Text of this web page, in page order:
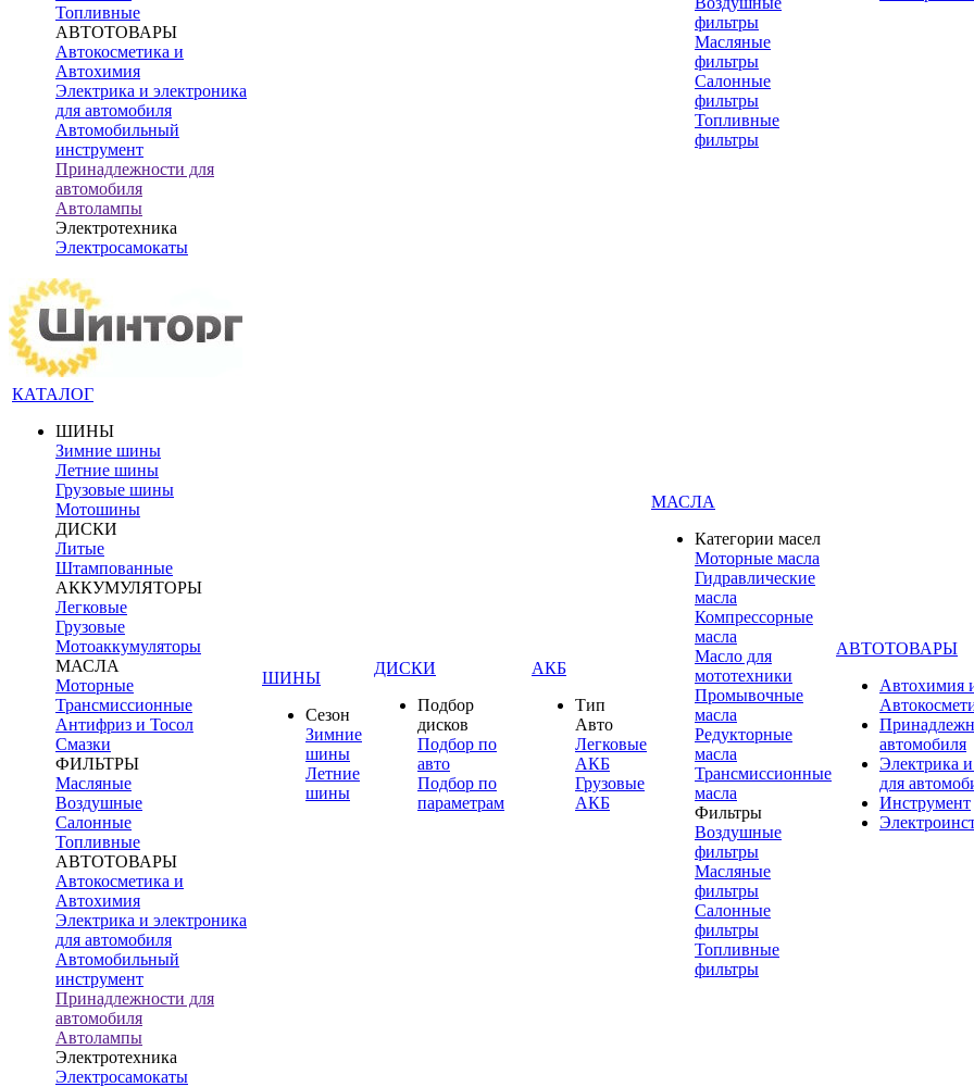
Топливные
АВТОТОВАРЫ
Автокосметика и
Автохимия
Электрика и электроника
для автомобиля
Автомобильный
инструмент
Принадлежности для
автомобиля
Автолампы
Электротехника
Электросамокаты
фильтры
Масляные
фильтры
Салонные
фильтры
Топливные
фильтры
КАТАЛОГ
ШИНЫ
Зимние шины
Летние шины
Грузовые шины
Мотошины
ДИСКИ
Литые
Штампованные
АККУМУЛЯТОРЫ
Легковые
Грузовые
Мотоаккумуляторы
МАСЛА
Моторные
Трансмиссионные
Антифриз и Тосол
Смазки
ФИЛЬТРЫ
Масляные
Воздушные
Салонные
Топливные
АВТОТОВАРЫ
Автокосметика и
Автохимия
Электрика и электроника
для автомобиля
Автомобильный
инструмент
Принадлежности для
автомобиля
Автолампы
Электротехника
Электросамокаты
ШИНЫ
Сезон
Зимние
шины
Летние
шины
ДИСКИ
Подбор
дисков
Подбор по
авто
Подбор по
параметрам
АКБ
Тип
Авто
Легковые
АКБ
Грузовые
АКБ
МАСЛА
Категории масел
Моторные масла
Гидравлические
масла
Компрессорные
масла
Масло для
мототехники
Промывочные
масла
Редукторные
масла
Трансмиссионные
масла
Фильтры
Воздушные
фильтры
Масляные
фильтры
Салонные
фильтры
Топливные
фильтры
АВТОТОВАРЫ
Автохимия
автомобиля
Электрика
для
Инструмент